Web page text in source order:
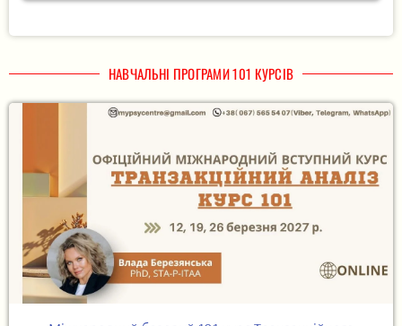
НАВЧАЛЬНІ ПРОГРАМИ 101 КУРСІВ